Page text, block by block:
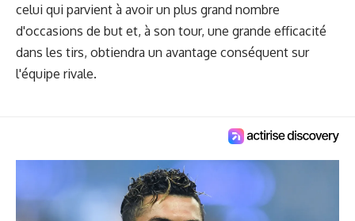
celui qui parvient à avoir un plus grand nombre
d'occasions de but et, à son tour, une grande efficacité
dans les tirs, obtiendra un avantage conséquent sur
l'équipe rivale.